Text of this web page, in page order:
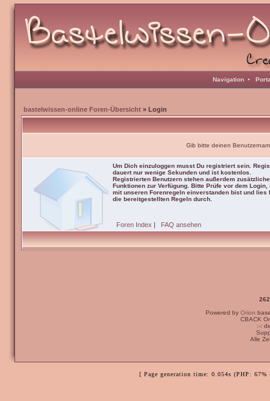
Navigation •
bastelwissen-online Foren-Übersicht » Login
Gib bitte deinen
Um Dich einzuloggen musst Du registriert sein.
dauert nur wenige Sekunden und ist kostenlos.
Registrierten Benutzern stehen außerdem zusätzliche
Funktionen zur Verfügung. Bitte Prüfe vor dem Login,
mit unseren Forenregeln einverstanden bist und lies
die bereitgestellten Regeln durch.
Foren Index | FAQ ansehen
Powered by Orion
CBACK
:-:
Alle
[ Page generation time: 0.054s (PHP: